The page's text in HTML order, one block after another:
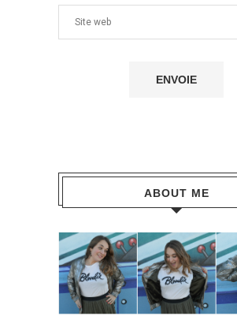
ABOUT ME